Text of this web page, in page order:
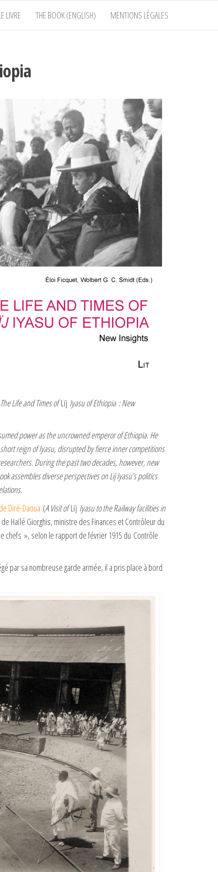
LIVRE THE BOOK (ENGLISH) MENTIONS LÉGALES
The Life and Times ofLïj Iyasu of Ethiopia : New
power as the uncrowned emperor of Ethiopia. He
reign of Iyasu, disrupted by fierce inner competitions
During the past two decades, however, new
assembles diverse perspectives on Lïj Iyasu’s politics
Diré-Daoua (A Visit ofLïj Iyasu to the Railway facilities in
Haïlé Giorghis, ministre des Finances et Contrôleur du
chefs », selon le rapport de février 1915 du Contrôle
par sa nombreuse garde armée, il a pris place à bord